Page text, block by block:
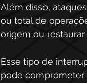
Além disso,
ou total de
origem ou
Esse tipo de
pode comprometer